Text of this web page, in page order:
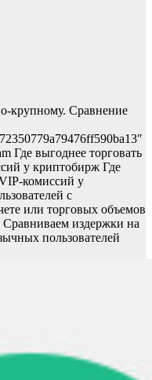
крупному. Сравнение
Где выгоднее торговать
у криптобирж Где
комиссий у
с
или торговых объемов
Сравниваем издержки на
пользователей